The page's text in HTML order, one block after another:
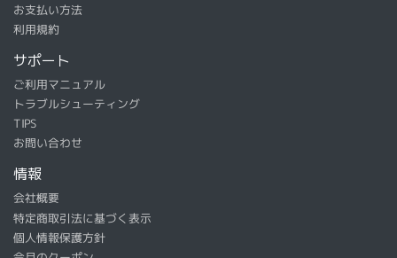
お支払い方法
利用規約
サポート
ご利用マニュアル
トラブルシューティング
TIPS
お問い合わせ
情報
会社概要
特定商取引法に基づく表示
個人情報保護方針